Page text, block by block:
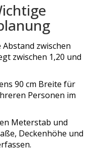
Abstand zwischen
zwischen 1,20 und
90 cm Breite für
Personen im
Meterstab und
Deckenhöhe und